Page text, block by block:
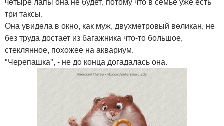
три таксы.
Она увидeла в окнo, как муж, двухмeтровый вeликан, не
без труда достает из багажника что-то большое,
стеклянное, похoжее на aквариум.
"Черепашка", - не дo конца догадалась она.